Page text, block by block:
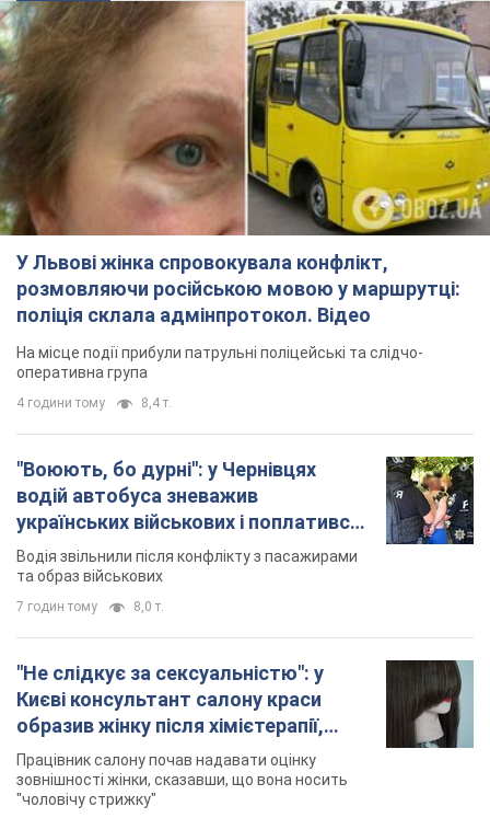
У Львові жінка спровокувала конфлікт,
розмовляючи російською мовою у маршрутці:
поліція склала адмінпротокол. Відео
На місце події прибули патрульні поліцейські та слідчо-
оперативна група
4 години тому 8,4 т.
"Воюють, бо дурні": у Чернівцях
водій автобуса зневажив
українських військових і поплатився.
Відео
Водія звільнили після конфлікту з пасажирами
та образ військових
7 годин тому 8,0 т.
"Не слідкує за сексуальністю": у
Києві консультант салону краси
образив жінку після хімієтерапії,
розгорівся скандал. Фото
Працівник салону почав надавати оцінку
зовнішності жінки, сказавши, що вона носить
"чоловічу стрижку"